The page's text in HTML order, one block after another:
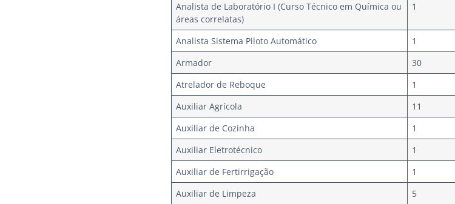
Analista de Laboratório I (Curso Técnico em Química ou
áreas correlatas)
1
Analista Sistema Piloto Automático
1
Armador
30
Atrelador de Reboque
1
Auxiliar Agrícola
11
Auxiliar de Cozinha
1
Auxiliar Eletrotécnico
1
Auxiliar de Fertirrigação
1
Auxiliar de Limpeza
5